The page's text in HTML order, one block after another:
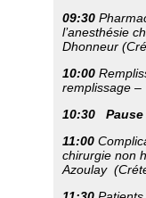
09:30
l’anesthésie
Dhonneur
10:00
remplissage –
10:30
Pause
11:00
chirurgie non
Azoulay